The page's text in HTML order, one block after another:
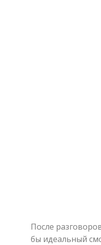
После
бы идеальный